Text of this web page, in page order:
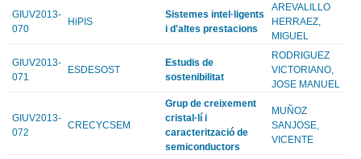
GIUV2013-
070
HiPIS
Sistemes intel·ligents
i d'altes prestacions
AREVALILLO
HERRAEZ,
MIGUEL
GIUV2013-
071
ESDESOST
Estudis de
sostenibilitat
RODRIGUEZ
VICTORIANO,
JOSE MANUEL
GIUV2013-
072
CRECYCSEM
Grup de creixement
cristal·lí i
caracterització de
semiconductors
MUÑOZ
SANJOSE,
VICENTE